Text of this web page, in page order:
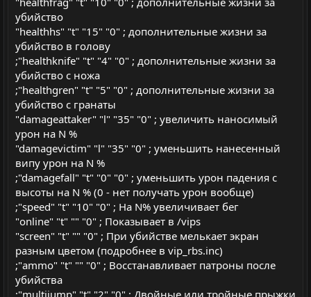
убийство
"healthhs" "t" "15" "0" ; дополнительные жизни за
убийство в голову
;"healthknife" "t" "4" "0" ; дополнительные жизни за
убийство с ножа
;"healthgren" "t" "5" "0" ; дополнительные жизни за
убийство с гранаты
"damageattaker" "l" "35" "0" ; увеличить наносимый
урон на N %
"damagevictim" "l" "35" "0" ; уменьшить нанесенный
випу урон на N %
;"damagefall" "t" "0" "0" ; уменьшить урон падения с
высоты на N % (0 - нет получать урон вообще)
;"speed" "t" "10" "0" ; На N% увеличивает бег
"online" "t" "" "0" ; Показывает в /vips
"screen" "t" "" "0" ; При убийстве мелькает экран
разным цветом (подробнее в vip_rbs.inc)
;"ammo" "t" "" "0" ; Восстанавливает патроны после
убийства
;"multijump" "t" "2" "0" ; Двойные или тройные прыжки